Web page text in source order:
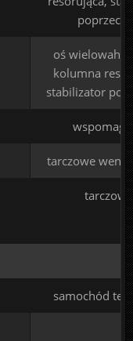
oś
kolumna
stabilizator
tarczowe
tarczowe
samochód